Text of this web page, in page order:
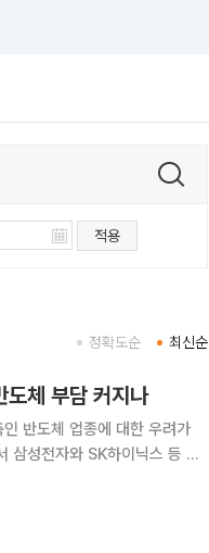
적용
최신순
정확도순
체 부담 커지나
반도체 업종에 대한 우려가
삼성전자와 SK하이닉스 등 반